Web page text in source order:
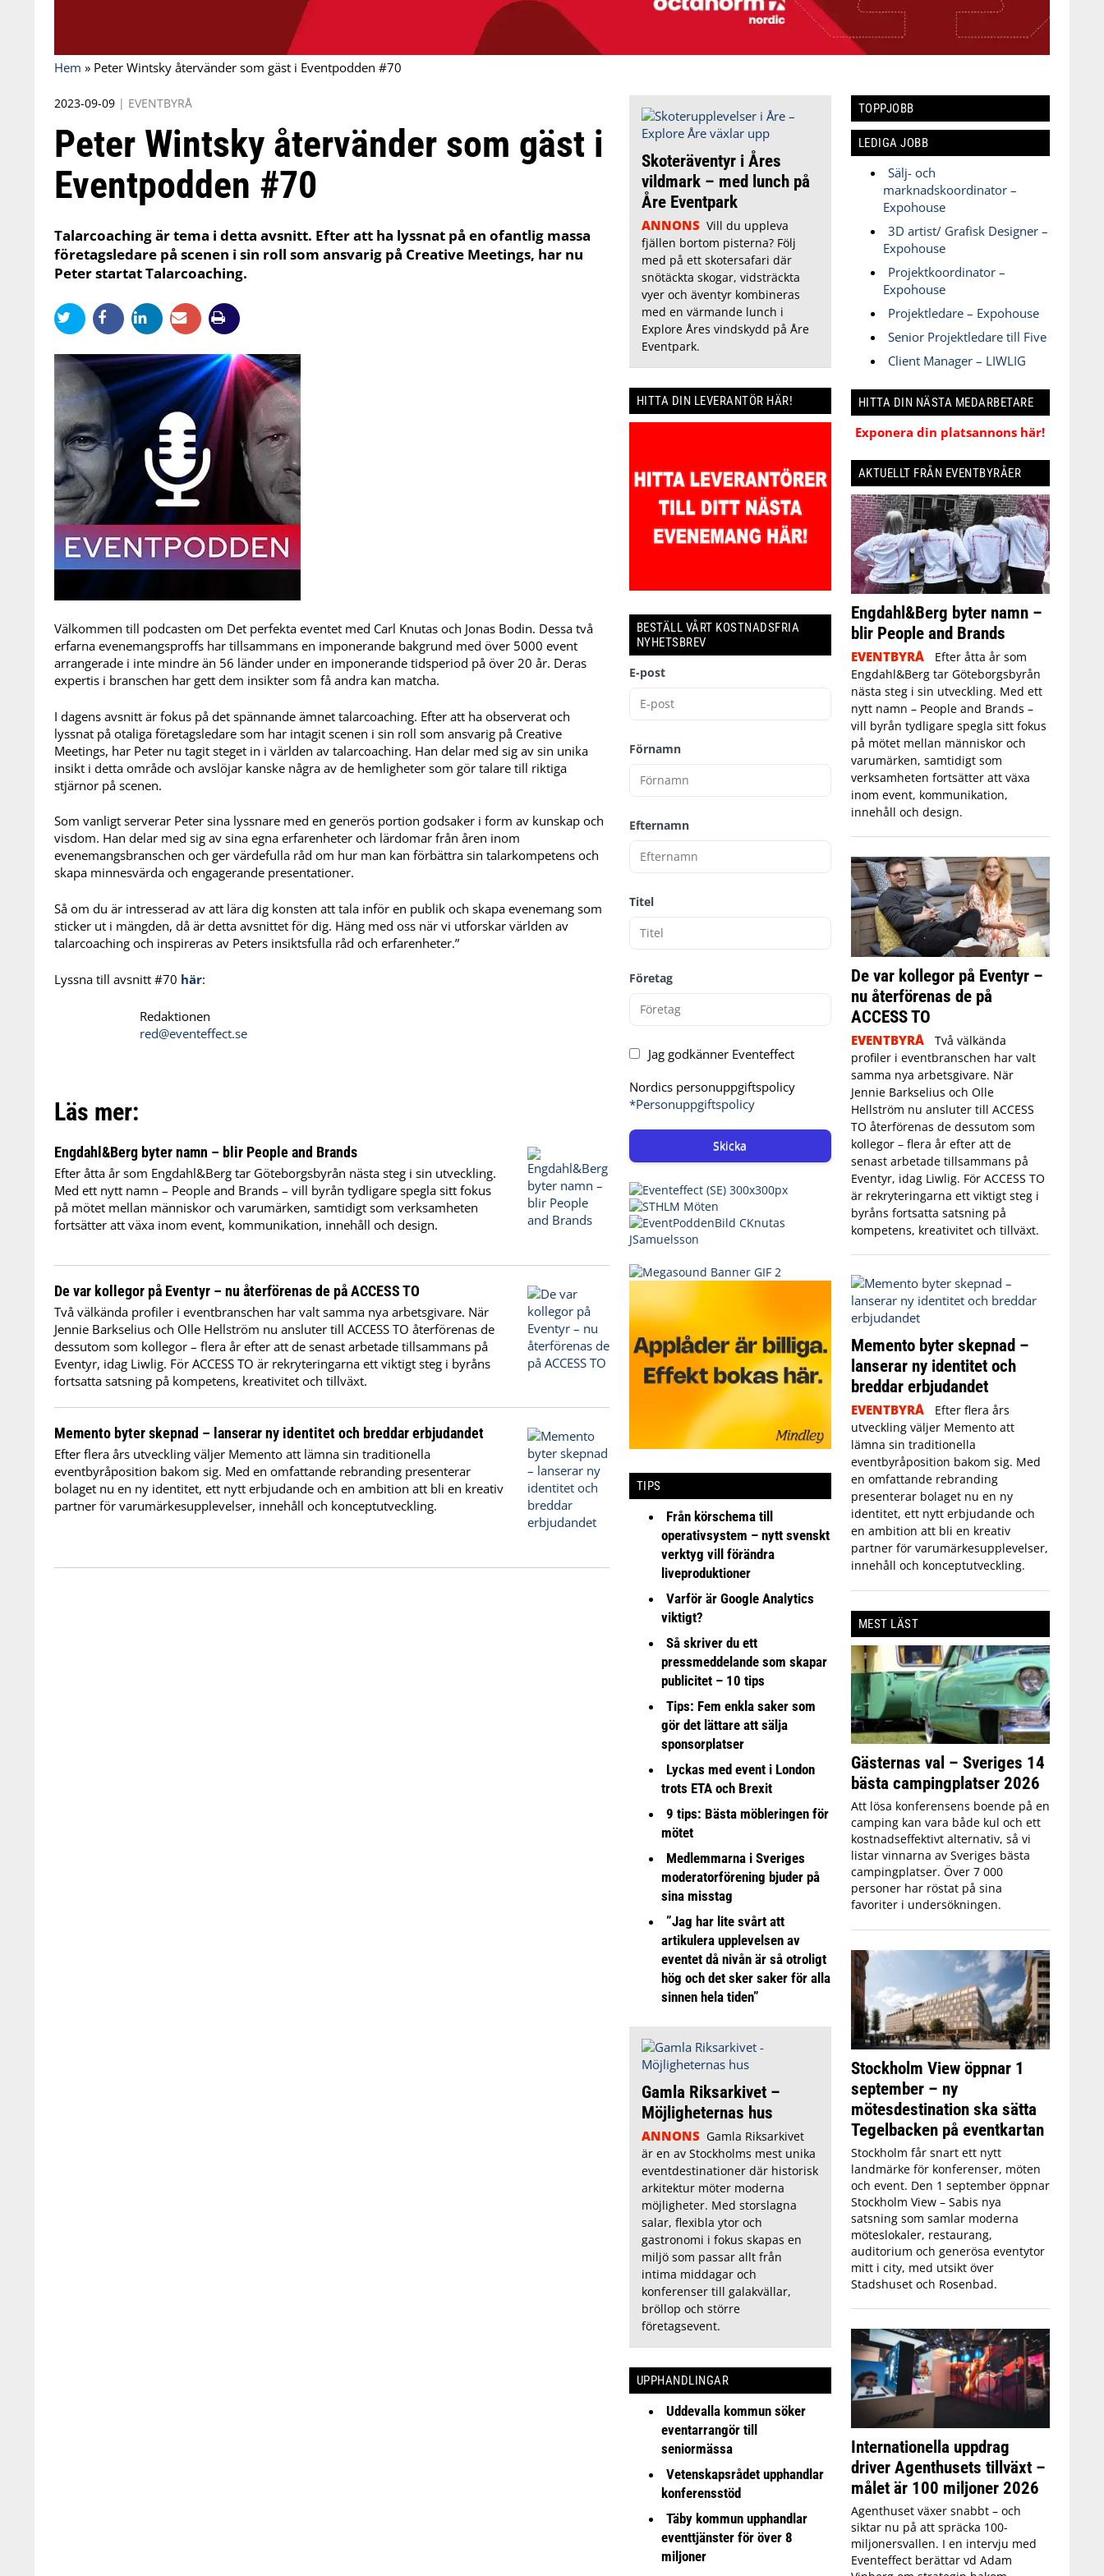
Hem » Peter Wintsky återvänder som gäst i Eventpodden #70
2023-09-09 | EVENTBYRÅ
Peter Wintsky återvänder som gäst i
Eventpodden #70
Talarcoaching är tema i detta avsnitt. Efter att ha lyssnat på en ofantlig massa
företagsledare på scenen i sin roll som ansvarig på Creative Meetings, har nu
Peter startat Talarcoaching.
Välkommen till podcasten om Det perfekta eventet med Carl Knutas och Jonas Bodin. Dessa två
erfarna evenemangsproffs har tillsammans en imponerande bakgrund med över 5000 event
arrangerade i inte mindre än 56 länder under en imponerande tidsperiod på över 20 år. Deras
expertis i branschen har gett dem insikter som få andra kan matcha.
I dagens avsnitt är fokus på det spännande ämnet talarcoaching. Efter att ha observerat och
lyssnat på otaliga företagsledare som har intagit scenen i sin roll som ansvarig på Creative
Meetings, har Peter nu tagit steget in i världen av talarcoaching. Han delar med sig av sin unika
insikt i detta område och avslöjar kanske några av de hemligheter som gör talare till riktiga
stjärnor på scenen.
Som vanligt serverar Peter sina lyssnare med en generös portion godsaker i form av kunskap och
visdom. Han delar med sig av sina egna erfarenheter och lärdomar från åren inom
evenemangsbranschen och ger värdefulla råd om hur man kan förbättra sin talarkompetens och
skapa minnesvärda och engagerande presentationer.
Så om du är intresserad av att lära dig konsten att tala inför en publik och skapa evenemang som
sticker ut i mängden, då är detta avsnittet för dig. Häng med oss när vi utforskar världen av
talarcoaching och inspireras av Peters insiktsfulla råd och erfarenheter.”
Lyssna till avsnitt #70 här:
Redaktionen
red@eventeffect.se
Läs mer:
Engdahl&Berg byter namn – blir People and Brands
Efter åtta år som Engdahl&Berg tar Göteborgsbyrån nästa steg i sin utveckling.
Med ett nytt namn – People and Brands – vill byrån tydligare spegla sitt fokus
på mötet mellan människor och varumärken, samtidigt som verksamheten
fortsätter att växa inom event, kommunikation, innehåll och design.
De var kollegor på Eventyr – nu återförenas de på ACCESS TO
Två välkända profiler i eventbranschen har valt samma nya arbetsgivare. När
Jennie Barkselius och Olle Hellström nu ansluter till ACCESS TO återförenas de
dessutom som kollegor – flera år efter att de senast arbetade tillsammans på
Eventyr, idag Liwlig. För ACCESS TO är rekryteringarna ett viktigt steg i byråns
fortsatta satsning på kompetens, kreativitet och tillväxt.
Memento byter skepnad – lanserar ny identitet och breddar erbjudandet
Efter flera års utveckling väljer Memento att lämna sin traditionella
eventbyråposition bakom sig. Med en omfattande rebranding presenterar
bolaget nu en ny identitet, ett nytt erbjudande och en ambition att bli en kreativ
partner för varumärkesupplevelser, innehåll och konceptutveckling.
Skoteräventyr i Åres
vildmark – med lunch på
Åre Eventpark
ANNONS Vill du uppleva
fjällen bortom pisterna? Följ
med på ett skotersafari där
snötäckta skogar, vidsträckta
vyer och äventyr kombineras
med en värmande lunch i
Explore Åres vindskydd på Åre
Eventpark.
HITTA DIN LEVERANTÖR HÄR!
BESTÄLL VÅRT KOSTNADSFRIA
NYHETSBREV
E-post
Förnamn
Efternamn
Titel
Företag
Jag godkänner Eventeffect
Nordics personuppgiftspolicy
*Personuppgiftspolicy
Skicka
TIPS
Från körschema till
operativsystem – nytt svenskt
verktyg vill förändra
liveproduktioner
Varför är Google Analytics
viktigt?
Så skriver du ett
pressmeddelande som skapar
publicitet – 10 tips
Tips: Fem enkla saker som
gör det lättare att sälja
sponsorplatser
Lyckas med event i London
trots ETA och Brexit
9 tips: Bästa möbleringen för
mötet
Medlemmarna i Sveriges
moderatorförening bjuder på
sina misstag
”Jag har lite svårt att
artikulera upplevelsen av
eventet då nivån är så otroligt
hög och det sker saker för alla
sinnen hela tiden”
Gamla Riksarkivet –
Möjligheternas hus
ANNONS Gamla Riksarkivet
är en av Stockholms mest unika
eventdestinationer där historisk
arkitektur möter moderna
möjligheter. Med storslagna
salar, flexibla ytor och
gastronomi i fokus skapas en
miljö som passar allt från
intima middagar och
konferenser till galakvällar,
bröllop och större
företagsevent.
UPPHANDLINGAR
Uddevalla kommun söker
eventarrangör till
seniormässa
Vetenskapsrådet upphandlar
konferensstöd
Täby kommun upphandlar
eventtjänster för över 8
miljoner
TOPPJOBB
LEDIGA JOBB
Sälj- och
marknadskoordinator –
Expohouse
3D artist/ Grafisk Designer –
Expohouse
Projektkoordinator –
Expohouse
Projektledare – Expohouse
Senior Projektledare till Five
Client Manager – LIWLIG
HITTA DIN NÄSTA MEDARBETARE
Exponera din platsannons här!
AKTUELLT FRÅN EVENTBYRÅER
Engdahl&Berg byter namn –
blir People and Brands
EVENTBYRÅ
Efter åtta år som
Engdahl&Berg tar Göteborgsbyrån
nästa steg i sin utveckling. Med ett
nytt namn – People and Brands –
vill byrån tydligare spegla sitt fokus
på mötet mellan människor och
varumärken, samtidigt som
verksamheten fortsätter att växa
inom event, kommunikation,
innehåll och design.
De var kollegor på Eventyr –
nu återförenas de på
ACCESS TO
EVENTBYRÅ
Två välkända
profiler i eventbranschen har valt
samma nya arbetsgivare. När
Jennie Barkselius och Olle
Hellström nu ansluter till ACCESS
TO återförenas de dessutom som
kollegor – flera år efter att de
senast arbetade tillsammans på
Eventyr, idag Liwlig. För ACCESS TO
är rekryteringarna ett viktigt steg i
byråns fortsatta satsning på
kompetens, kreativitet och tillväxt.
Memento byter skepnad –
lanserar ny identitet och
breddar erbjudandet
EVENTBYRÅ
Efter flera års
utveckling väljer Memento att
lämna sin traditionella
eventbyråposition bakom sig. Med
en omfattande rebranding
presenterar bolaget nu en ny
identitet, ett nytt erbjudande och
en ambition att bli en kreativ
partner för varumärkesupplevelser,
innehåll och konceptutveckling.
MEST LÄST
Gästernas val – Sveriges 14
bästa campingplatser 2026
Att lösa konferensens boende på en
camping kan vara både kul och ett
kostnadseffektivt alternativ, så vi
listar vinnarna av Sveriges bästa
campingplatser. Över 7 000
personer har röstat på sina
favoriter i undersökningen.
Stockholm View öppnar 1
september – ny
mötesdestination ska sätta
Tegelbacken på eventkartan
Stockholm får snart ett nytt
landmärke för konferenser, möten
och event. Den 1 september öppnar
Stockholm View – Sabis nya
satsning som samlar moderna
möteslokaler, restaurang,
auditorium och generösa eventytor
mitt i city, med utsikt över
Stadshuset och Rosenbad.
Internationella uppdrag
driver Agenthusets tillväxt –
målet är 100 miljoner 2026
Agenthuset växer snabbt – och
siktar nu på att spräcka 100-
miljonersvallen. I en intervju med
Eventeffect berättar vd Adam